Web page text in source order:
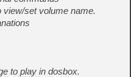
view/set volume name.
to play in dosbox.